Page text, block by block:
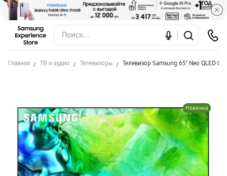
Главная ТВ и аудио Телевизоры Телевизор Samsung 65" Neo QLED
Новинка